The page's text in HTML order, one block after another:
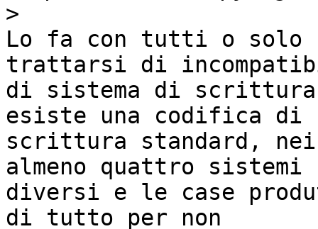
>
Lo fa con tutti o solo
trattarsi di
di sistema di
esiste una codifica di
scrittura standard,
almeno quattro sistemi
diversi e le case
di tutto per non